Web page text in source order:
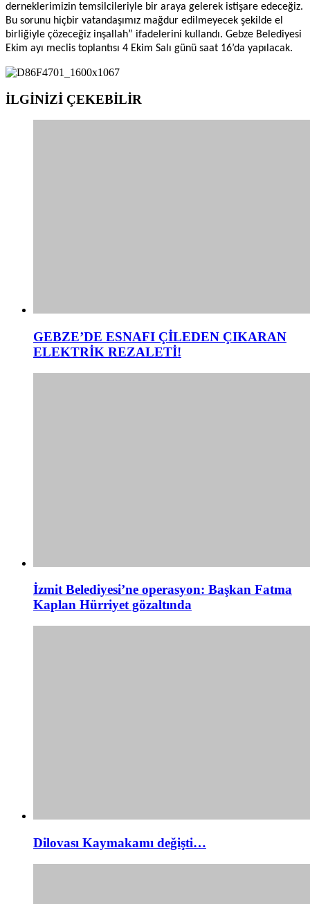
derneklerimizin temsilcileriyle bir araya gelerek istişare edeceğiz.
Bu sorunu hiçbir vatandaşımız mağdur edilmeyecek şekilde el
birliğiyle çözeceğiz inşallah” ifadelerini kullandı. Gebze Belediyesi
Ekim ayı meclis toplantısı 4 Ekim Salı günü saat 16’da yapılacak.
İLGİNİZİ ÇEKEBİLİR
GEBZE’DE ESNAFI ÇİLEDEN ÇIKARAN
ELEKTRİK REZALETİ!
İzmit Belediyesi’ne operasyon: Başkan Fatma
Kaplan Hürriyet gözaltında
Dilovası Kaymakamı değişti…